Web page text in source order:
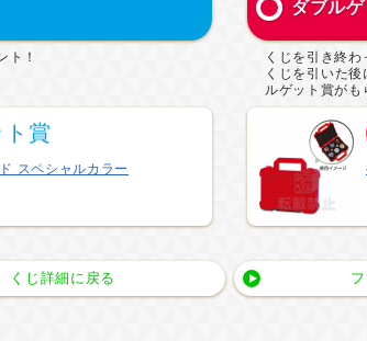
ト！
ト賞
スペシャルカラー
ダブル
くじを引き終わ
くじを引いた
ルゲット賞がも
くじ詳細に戻る